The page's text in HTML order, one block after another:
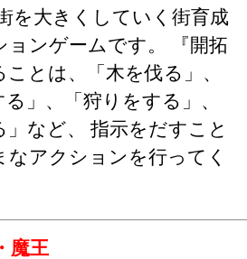
を大きくしていく街育成
ョンゲームです。 『開拓
とは、「木を伐る」、
る」、「狩りをする」、
」など、 指示をだすこと
なアクションを行ってく
魔王